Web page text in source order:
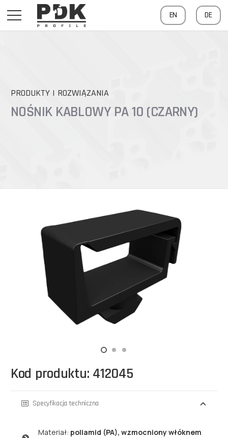
EN DE
PRODUKTY I ROZWIĄZANIA
NOŚNIK KABLOWY PA 10 (CZARNY)
Kod produktu: 412045
Specyfikacja techniczna
Materiał: poliamid (PA), wzmocniony włóknem